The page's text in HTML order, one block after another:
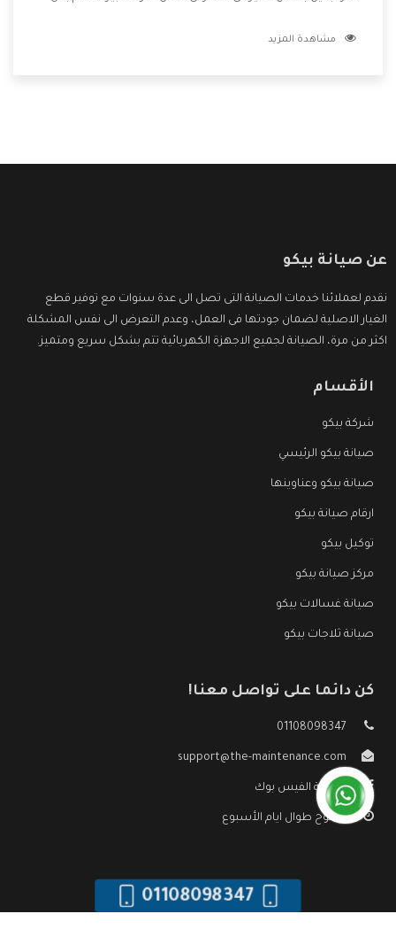
الشركة بها والتى تكون منها خدمة الصيانة التى تكون من أهم
مشاهدة المزيد
عن صيانة بيكو
نقدم لعملائنا خدمات الصيانة التى تصل الى عدة سنوات مع توفير قطع
الغيار الاصلية لضمان جودتها فى العمل، وعدم التعرض الى نفس المشكلة
اكثر من مرة، الصيانة لجميع الاجهزة الكهربائية تتم بشكل سريع ومتميز.
الأقسام
شركة بيكو
صيانة بيكو الرئيسي
صيانة بيكو وعناوينها
ارقام صيانة بيكو
توكيل بيكو
مركز صيانة بيكو
صيانة غسالات بيكو
صيانة ثلاجات بيكو
كن دائما على تواصل معنا!
01108098347
support@the-maintenance.com
صفحة الفيس بوك
مفتوح طوال ايام الأسبوع
01108098347